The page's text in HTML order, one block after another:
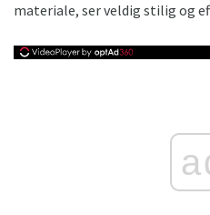
materiale, ser veldig stilig og